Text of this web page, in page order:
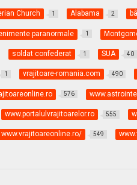
Church 1 Alabama 2
paranormale 1
soldat confederat 1 SUA 40
1 vrajitoare-romania.com 490
576
www.portalulvrajitoarelor.ro 555
www.vrajitoareonline.ro/ 549